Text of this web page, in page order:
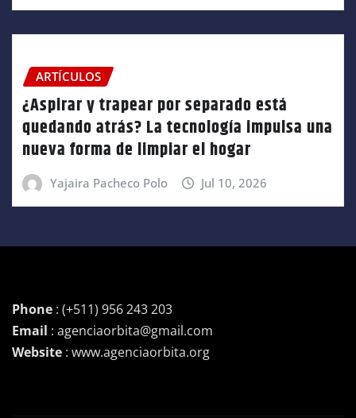
ARTÍCULOS
¿Aspirar y trapear por separado está
quedando atrás? La tecnología impulsa una
nueva forma de limpiar el hogar
Yajaira Pacheco Polo Jul 10, 2026
Phone : (+511) 956 243 203
Email : agenciaorbita@gmail.com
Website : www.agenciaorbita.org